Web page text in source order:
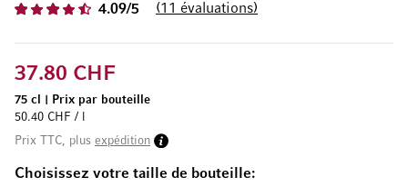
4.09/5 11 évaluations
Choisissez votre taille de bouteille
37.80 CHF
75 cl
Prix par bouteille
50.40 CHF / l
Prix TTC, plus expédition